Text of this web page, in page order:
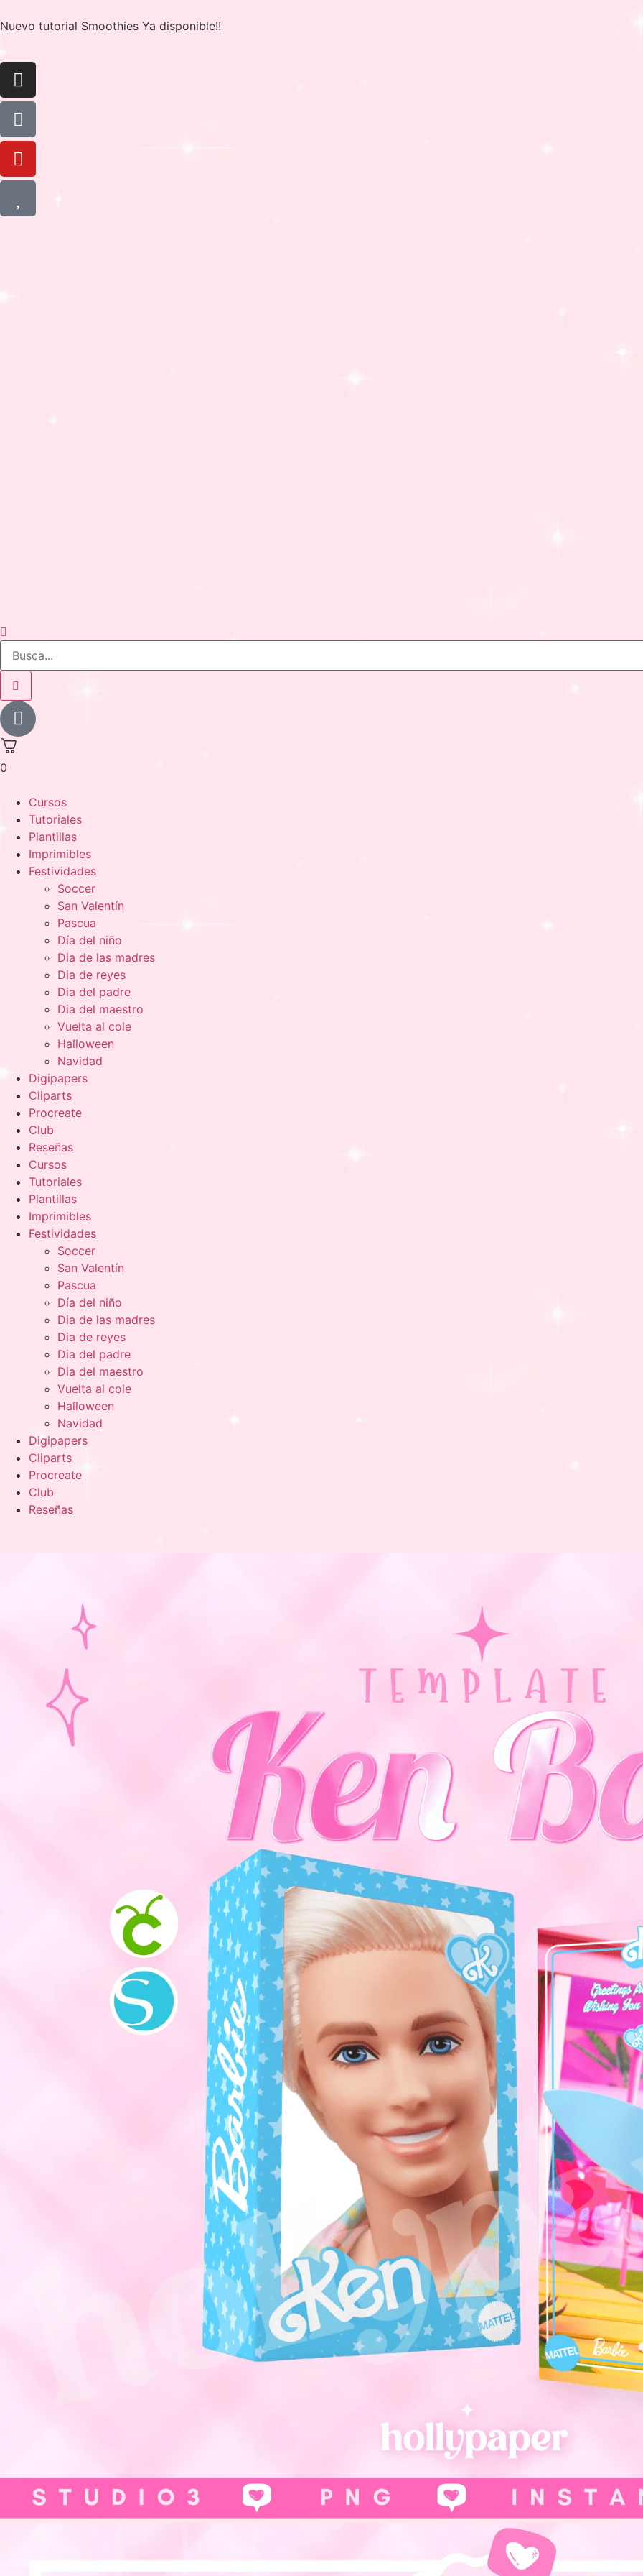
Nuevo tutorial Smoothies Ya disponible!!
0
Cursos
Tutoriales
Plantillas
Imprimibles
Festividades
Soccer
San Valentín
Pascua
Día del niño
Dia de las madres
Dia de reyes
Dia del padre
Dia del maestro
Vuelta al cole
Halloween
Navidad
Digipapers
Cliparts
Procreate
Club
Reseñas
Cursos
Tutoriales
Plantillas
Imprimibles
Festividades
Soccer
San Valentín
Pascua
Día del niño
Dia de las madres
Dia de reyes
Dia del padre
Dia del maestro
Vuelta al cole
Halloween
Navidad
Digipapers
Cliparts
Procreate
Club
Reseñas